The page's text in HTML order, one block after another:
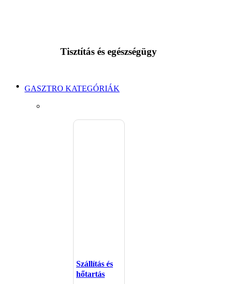
Tisztítás és egészségügy
GASZTRO KATEGÓRIÁK
Szállítás és
hőtartás